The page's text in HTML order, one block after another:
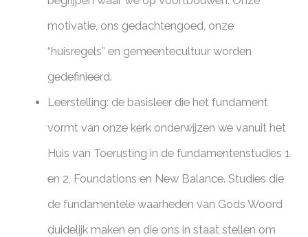
motivatie, ons gedachtengoed, onze
“huisregels” en gemeentecultuur worden
gedefinieerd.
Leerstelling: de basisleer die het fundament
vormt van onze kerk onderwijzen we vanuit het
Huis van Toerusting in de fundamentenstudies 1
en 2, Foundations en New Balance. Studies die
de fundamentele waarheden van Gods Woord
duidelijk maken en die ons in staat stellen om